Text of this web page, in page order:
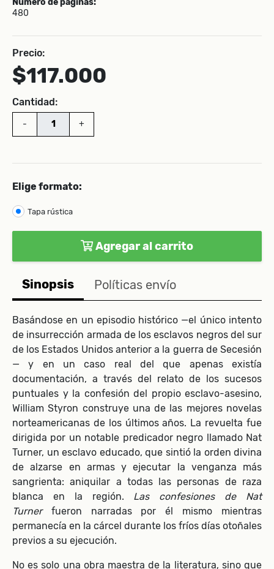
480
Precio:
$117.000
Cantidad:
- +
Elige formato:
Tapa rústica
Agregar al carrito
Sinopsis Políticas envío
Basándose en un episodio histórico —el único intento
de insurrección armada de los esclavos negros del sur
de los Estados Unidos anterior a la guerra de Secesión
— y en un caso real del que apenas existía
documentación, a través del relato de los sucesos
puntuales y la confesión del propio esclavo-asesino,
William Styron construye una de las mejores novelas
norteamericanas de los últimos años. La revuelta fue
dirigida por un notable predicador negro llamado Nat
Turner, un esclavo educado, que sintió la orden divina
de alzarse en armas y ejecutar la venganza más
sangrienta: aniquilar a todas las personas de raza
blanca en la región. Las confesiones de Nat
Turnerfueron narradas por él mismo mientras
permanecía en la cárcel durante los fríos días otoñales
previos a su ejecución.
No es solo una obra maestra de la literatura, sino que